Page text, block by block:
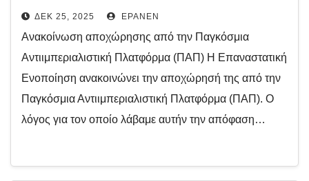
ΔΕΚ 25, 2025 EPANEN
Ανακοίνωση αποχώρησης από την Παγκόσμια
Αντιιμπεριαλιστική Πλατφόρμα (ΠΑΠ) Η Επαναστατική
Ενοποίηση ανακοινώνει την αποχώρησή της από την
Παγκόσμια Αντιιμπεριαλιστική Πλατφόρμα (ΠΑΠ). Ο
λόγος για τον οποίο λάβαμε αυτήν την απόφαση…